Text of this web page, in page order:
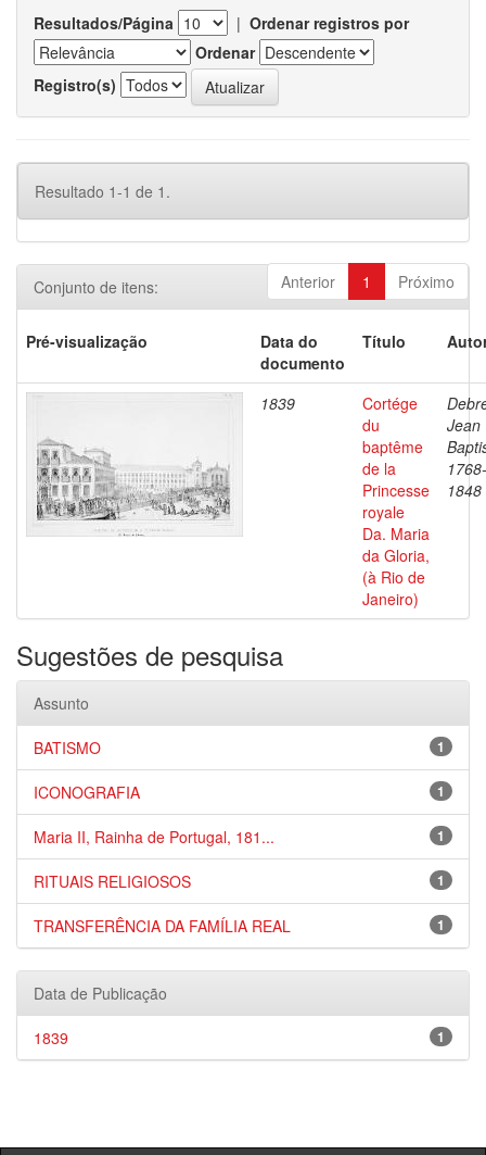
Resultados/Página | Ordenar registros por
Ordenar
Registro(s)
Resultado 1-1 de 1.
Anterior 1 Próximo
Conjunto de itens:
Pré-visualização
Data do
documento
Título
1839
Cortége
du
baptême
de la
Princesse
royale
Da. Maria
da Gloria,
(à Rio de
Janeiro)
Jean
1768-
1848
Sugestões de pesquisa
Assunto
1
BATISMO
1
ICONOGRAFIA
1
Maria II, Rainha de Portugal, 181...
1
RITUAIS RELIGIOSOS
1
TRANSFERÊNCIA DA FAMÍLIA REAL
Data de Publicação
1
1839